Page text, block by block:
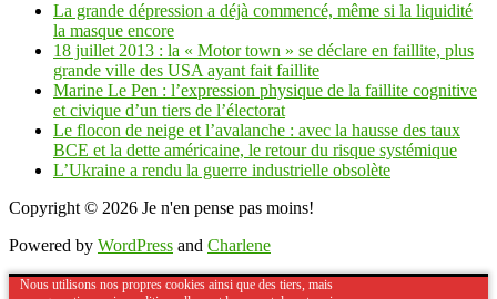
La grande dépression a déjà commencé, même si la liquidité
la masque encore
18 juillet 2013 : la « Motor town » se déclare en faillite, plus
grande ville des USA ayant fait faillite
Marine Le Pen : l’expression physique de la faillite cognitive
et civique d’un tiers de l’électorat
Le flocon de neige et l’avalanche : avec la hausse des taux
BCE et la dette américaine, le retour du risque systémique
L’Ukraine a rendu la guerre industrielle obsolète
Copyright © 2026 Je n'en pense pas moins!
Powered by WordPress and Charlene
Nous utilisons nos propres cookies ainsi que des tiers, mais